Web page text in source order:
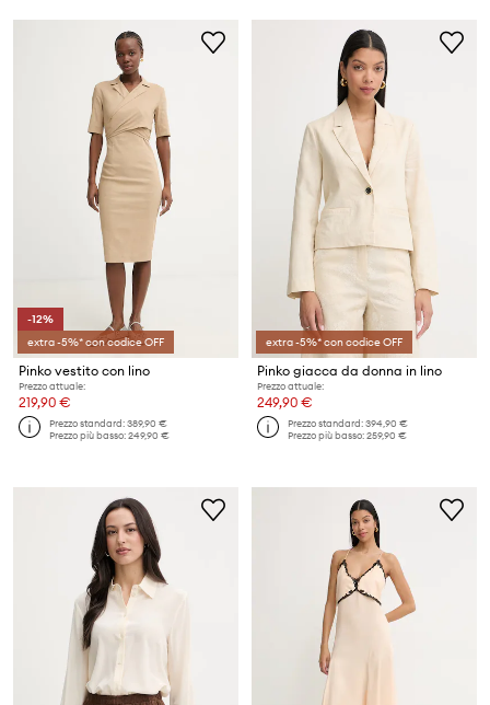
-12%
extra -5%* con codice OFF
Pinko vestito con lino
Prezzo attuale:
219,90 €
Prezzo standard:389,90 €
Prezzo più basso:249,90 €
extra -5%* con codice OFF
Pinko giacca da donna in lino
Prezzo attuale:
249,90 €
Prezzo standard:394,90 €
Prezzo più basso:259,90 €